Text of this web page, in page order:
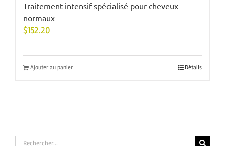
Traitement intensif spécialisé pour cheveux
normaux
$152.20
Ajouter au panier Détails
Rechercher